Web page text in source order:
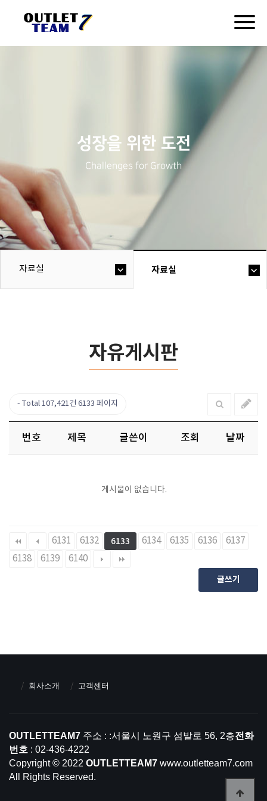
성장을 위한 도전
Challenges for Growth
자료실 자료실
자유게시판
Total 107,421건 6133 페이지
번호 제목 글쓴이 조회 날짜
게시물이 없습니다.
6131 6132 6133 6134 6135 6136
6137
6138
6139 6140
글쓰기
회사소개 고객센터
OUTLETTEAM7 주소 : :서울시 노원구 섬밭로 56, 2층전화
번호 : 02-436-4222
Copyright © 2022 OUTLETTEAM7 www.outletteam7.com
All Rights Reserved.